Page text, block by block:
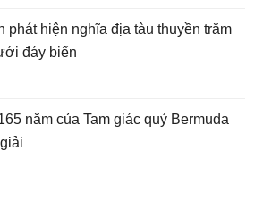
phát hiện nghĩa địa tàu thuyền trăm
đáy biển
năm của Tam giác quỷ Bermuda